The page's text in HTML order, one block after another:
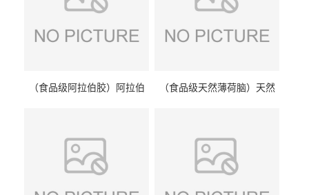
（食品级阿拉伯胶）阿拉伯
（食品级天然薄荷脑）天然